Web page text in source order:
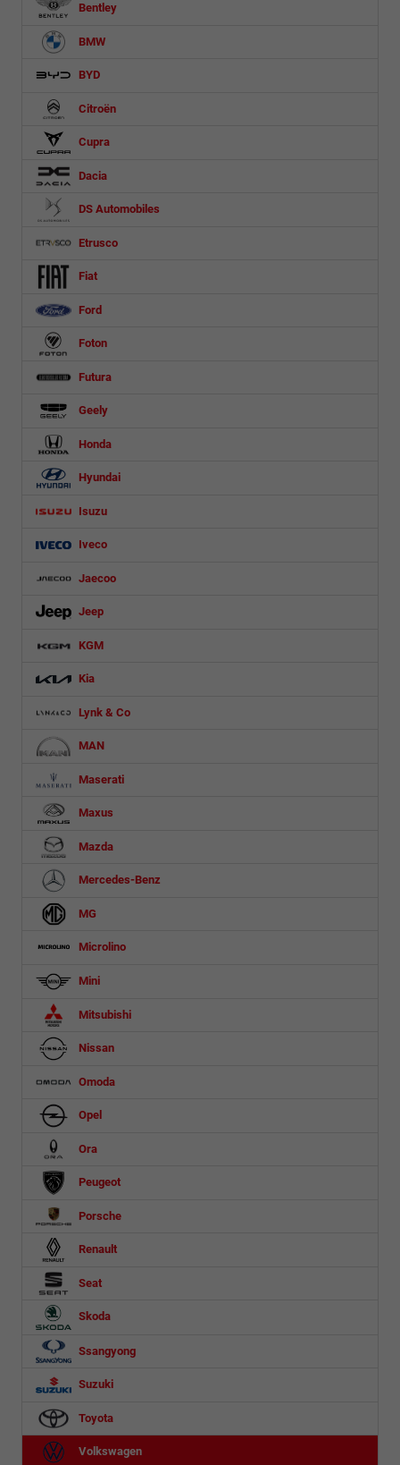
Bentley
BMW
BYD
Citroën
Cupra
Dacia
DS Automobiles
Etrusco
Fiat
Ford
Foton
Futura
Geely
Honda
Hyundai
Isuzu
Iveco
Jaecoo
Jeep
KGM
Kia
Lynk & Co
MAN
Maserati
Maxus
Mazda
Mercedes-Benz
MG
Microlino
Mini
Mitsubishi
Nissan
Omoda
Opel
Ora
Peugeot
Porsche
Renault
Seat
Skoda
Ssangyong
Suzuki
Toyota
Volkswagen